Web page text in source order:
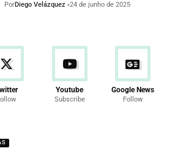
PorDiego Velázquez 24 de junho de 2025
Youtube
Subscribe
Google News
Follow